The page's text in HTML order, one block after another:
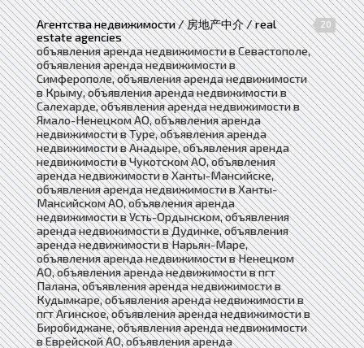
Агентства недвижимости / 房地产中介 / real
estate agencies
20
объявления аренда недвижимости в Севастополе,
объявления аренда недвижимости в
Симферополе, объявления аренда недвижимости
в Крыму, объявления аренда недвижимости в
Салехарде, объявления аренда недвижимости в
Ямало-Ненецком АО, объявления аренда
недвижимости в Туре, объявления аренда
недвижимости в Анадыре, объявления аренда
недвижимости в Чукотском АО, объявления
аренда недвижимости в Ханты-Мансийске,
объявления аренда недвижимости в Ханты-
Мансийском АО, объявления аренда
недвижимости в Усть-Ордынском, объявления
аренда недвижимости в Дудинке, объявления
аренда недвижимости в Нарьян-Маре,
объявления аренда недвижимости в Ненецком
АО, объявления аренда недвижимости в пгт
Палана, объявления аренда недвижимости в
Кудымкаре, объявления аренда недвижимости в
пгт Агинское, объявления аренда недвижимости в
Биробиджане, объявления аренда недвижимости
в Еврейской АО, объявления аренда